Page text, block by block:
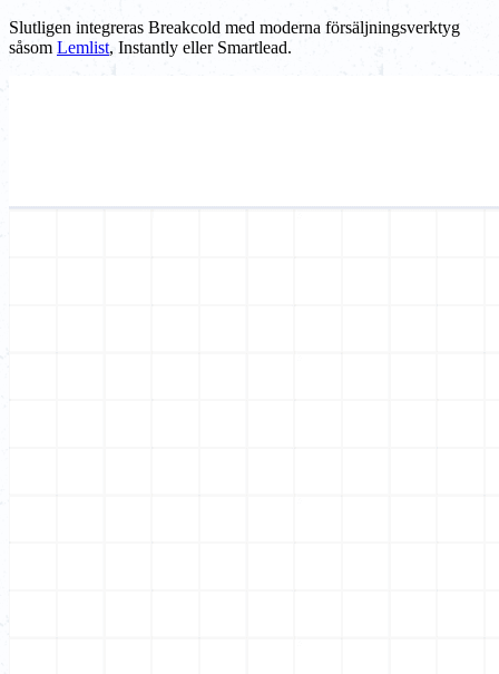
Slutligen integreras Breakcold med moderna försäljningsverktyg
såsom Lemlist, Instantly eller Smartlead.